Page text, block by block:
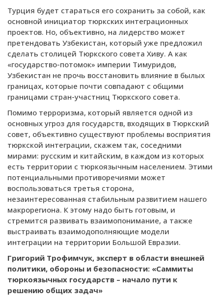
Турция будет стараться его сохранить за собой, как
основной инициатор тюркских интеграционных
проектов. Но, объективно, на лидерство может
претендовать Узбекистан, который уже предложил
сделать столицей Тюркского совета Хиву. А как
«государство-потомок» империи Тимуридов,
Узбекистан не прочь восстановить влияние в былых
границах, которые почти совпадают с общими
границами стран-участниц Тюркского совета.
Помимо терроризма, который является одной из
основных угроз для государств, входящих в Тюркский
совет, объективно существуют проблемы восприятия
тюркской интеграции, скажем так, соседними
мирами: русским и китайским, в каждом из которых
есть территории с тюркоязычным населением. Этими
потенциальными противоречиями может
воспользоваться третья сторона,
незаинтересованная стабильным развитием нашего
макрорегиона. К этому надо быть готовым, и
стремится развивать взаимопонимание, а также
выстраивать взаимодополняющие модели
интеграции на территории Большой Евразии.
Григорий Трофимчук, эксперт в области внешней
политики, обороны и безопасности: «Саммиты
тюркоязычных государств – начало пути к
решению общих задач»